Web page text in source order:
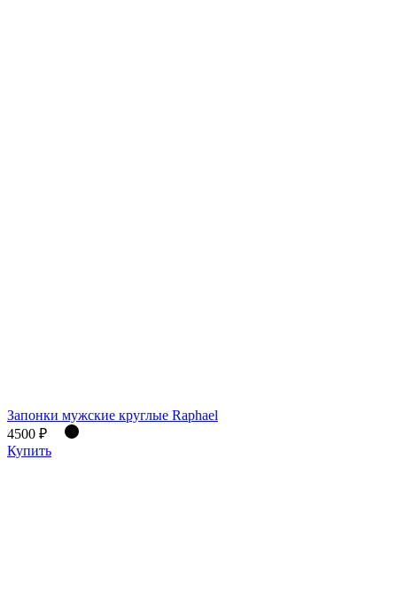
Запонки мужские круглые Raphael
4500 ₽
Купить